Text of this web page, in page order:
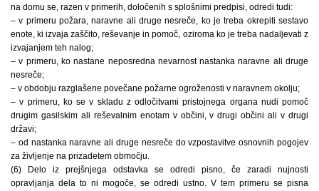
na domu se, razen v primerih, določenih s splošnimi predpisi, odredi tudi:
– v primeru požara, naravne ali druge nesreče, ko je treba okrepiti sestavo
enote, ki izvaja zaščito, reševanje in pomoč, oziroma ko je treba nadaljevati z
izvajanjem teh nalog;
– v primeru, ko nastane neposredna nevarnost nastanka naravne ali druge
nesreče;
– v obdobju razglašene povečane požarne ogroženosti v naravnem okolju;
– v primeru, ko se v skladu z odločitvami pristojnega organa nudi pomoč
drugim gasilskim ali reševalnim enotam v občini, v drugi občini ali v drugi
državi;
– od nastanka naravne ali druge nesreče do vzpostavitve osnovnih pogojev
za življenje na prizadetem območju.
(6) Delo iz prejšnjega odstavka se odredi pisno, če zaradi nujnosti
opravljanja dela to ni mogoče, se odredi ustno. V tem primeru se pisna